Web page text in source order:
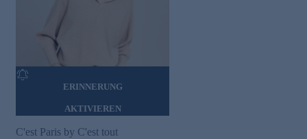
ERINNERUNG
AKTIVIEREN
C'est Paris by C'est tout